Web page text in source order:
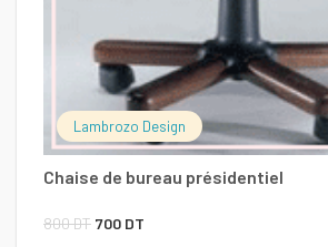
Lambrozo Design
Chaise de bureau présidentiel
800DT Le
700 DT